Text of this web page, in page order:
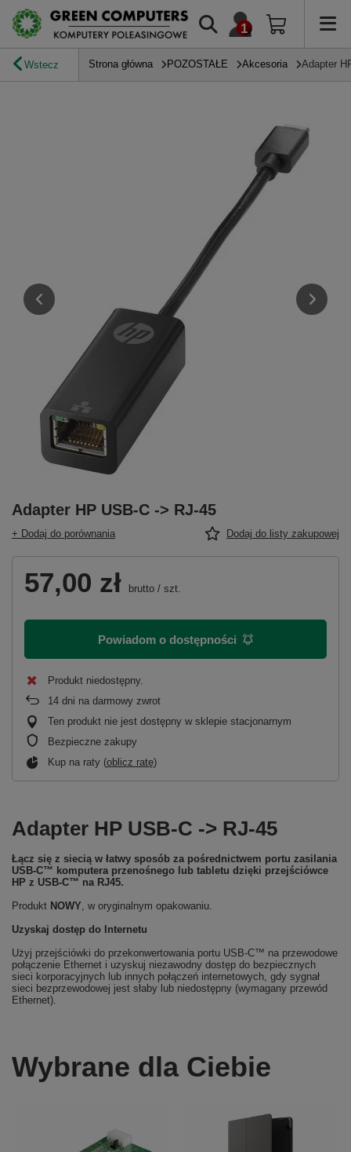
Wstecz Strona główna POZOSTAŁE Akcesoria Adapter
Adapter HP USB-C -> RJ-45
+ Dodaj do porównania Dodaj do listy zakupowej
57,00 zł brutto / szt.
Powiadom o dostępności
Produkt niedostępny
14 dni na darmowy zwrot
Ten produkt nie jest dostępny w sklepie stacjonarnym
Bezpieczne zakupy
Kup na raty (oblicz ratę)
Adapter HP USB-C -> RJ-45
Łącz się z siecią w łatwy sposób za pośrednictwem portu zasilania
USB-C™ komputera przenośnego lub tabletu dzięki przejściówce
HP z USB-C™ na RJ45.
Produkt NOWY, w oryginalnym opakowaniu.
Uzyskaj dostęp do Internetu
Użyj przejściówki do przekonwertowania portu USB-C™ na przewodowe
połączenie Ethernet i uzyskuj niezawodny dostęp do bezpiecznych
sieci korporacyjnych lub innych połączeń internetowych, gdy sygnał
sieci bezprzewodowej jest słaby lub niedostępny (wymagany przewód
Ethernet).
Wybrane dla Ciebie